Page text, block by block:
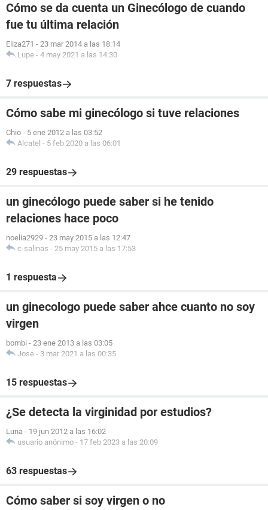
Cómo se da cuenta un Ginecólogo de cuando
fue tu última relación
Eliza271 - 23 mar 2014 a las 18:14
Lupe - 4 may 2021 a las 14:30
7 respuestas
Cómo sabe mi ginecólogo si tuve relaciones
Chio - 5 ene 2012 a las 03:52
Alcatel - 5 feb 2020 a las 06:01
29 respuestas
un ginecólogo puede saber si he tenido
relaciones hace poco
noelia2929 - 23 may 2015 a las 12:47
c-salinas - 25 may 2015 a las 17:53
1 respuesta
un ginecologo puede saber ahce cuanto no soy
virgen
bombi - 23 ene 2013 a las 03:05
Jose - 3 mar 2021 a las 00:35
15 respuestas
¿Se detecta la virginidad por estudios?
Luna - 19 jun 2012 a las 16:02
usuario anónimo - 17 feb 2023 a las 20:09
63 respuestas
Cómo saber si soy virgen o no